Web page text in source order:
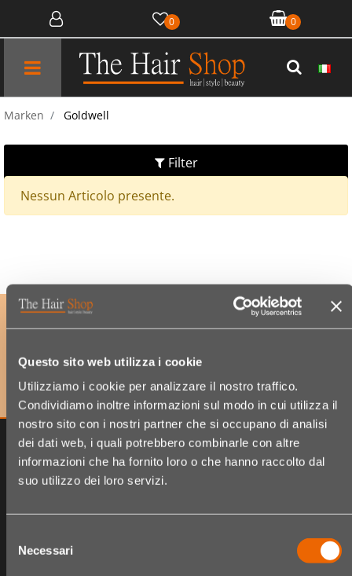
Questo sito web utilizza i cookie
Utilizziamo i cookie per analizzare il nostro traffico.
Condividiamo inoltre informazioni sul modo in cui utilizza il
nostro sito con i nostri partner che si occupano di analisi
dei dati web, i quali potrebbero combinarle con altre
informazioni che ha fornito loro o che hanno raccolto dal
suo utilizzo dei loro servizi.
delNecessari
0 0
Open menu
Marken Goldwell
Filter
Nessun Articolo presente.
ABONNIERE UNSEREN NEWSLETTER
erhalten!